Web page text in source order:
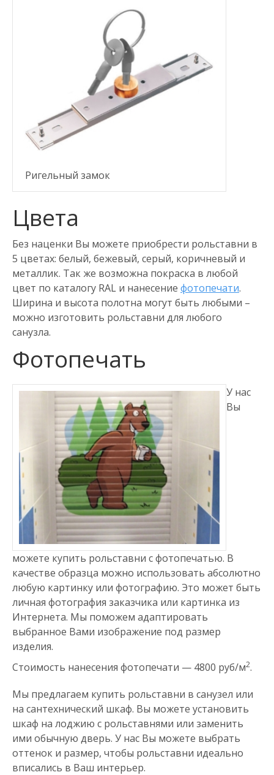
Ригельный замок
Цвета
Без наценки Вы можете приобрести рольставни в
5 цветах: белый, бежевый, серый, коричневый и
металлик. Так же возможна покраска в любой
цвет по каталогу RAL и нанесение фотопечати.
Ширина и высота полотна могут быть любыми –
можно изготовить рольставни для любого
санузла.
Фотопечать
У нас
Вы
можете купить рольставни с фотопечатью. В
качестве образца можно использовать абсолютно
любую картинку или фотографию. Это может быть
личная фотография заказчика или картинка из
Интернета. Мы поможем адаптировать
выбранное Вами изображение под размер
изделия.
Стоимость нанесения фотопечати — 4800 руб/м2.
Мы предлагаем купить рольставни в санузел или
на сантехнический шкаф. Вы можете установить
шкаф на лоджию с рольставнями или заменить
ими обычную дверь. У нас Вы можете выбрать
оттенок и размер, чтобы рольставни идеально
вписались в Ваш интерьер.